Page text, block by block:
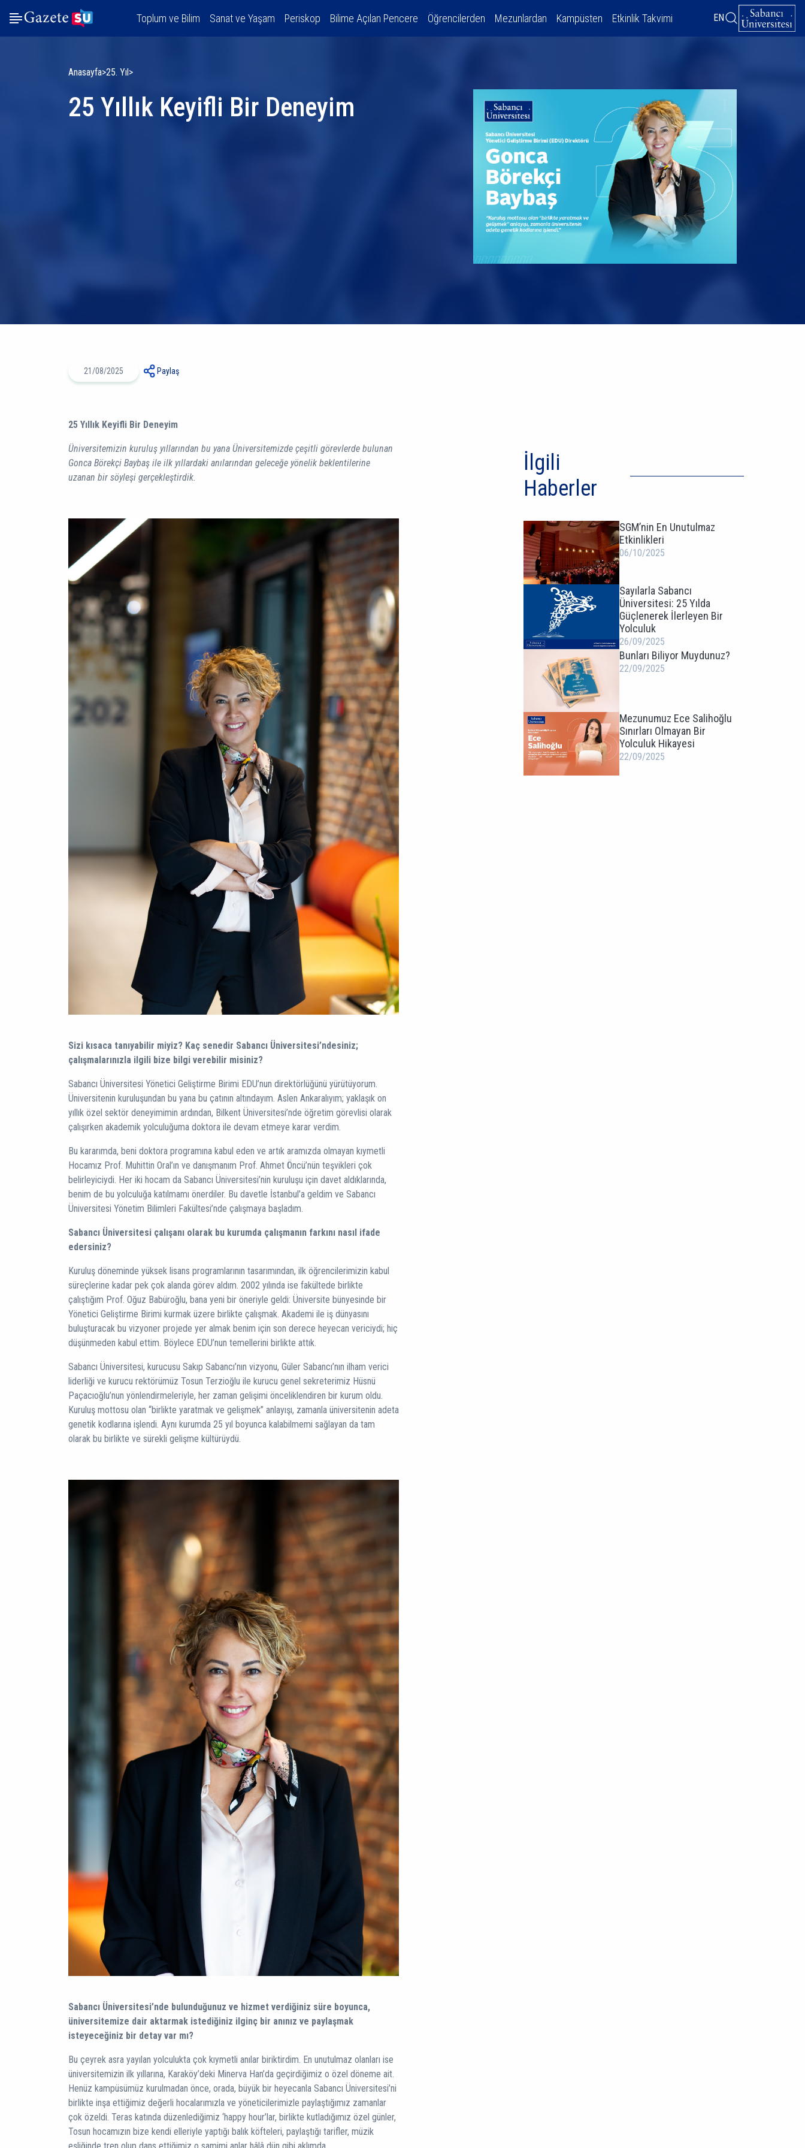
Toplum ve Bilim Sanat ve Yaşam Periskop Bilime Açılan Pencere Öğrencilerden Mezunlardan Kampüsten Etkinlik Takvimi EN
Anasayfa 25. Yıl
25 Yıllık Keyifli Bir Deneyim
21/08/2025 Paylaş
25 Yıllık Keyifli Bir Deneyim
Üniversitemizin kuruluş yıllarından bu yana Üniversitemizde çeşitli görevlerde bulunan
Gonca Börekçi Baybaş ile ilk yıllardaki anılarından geleceğe yönelik beklentilerine
uzanan bir söyleşi gerçekleştirdik.
Sizi kısaca tanıyabilir miyiz? Kaç senedir Sabancı Üniversitesi’ndesiniz;
çalışmalarınızla ilgili bize bilgi verebilir misiniz?
Sabancı Üniversitesi Yönetici Geliştirme Birimi EDU’nun direktörlüğünü yürütüyorum.
Üniversitenin kuruluşundan bu yana bu çatının altındayım. Aslen Ankaralıyım; yaklaşık on
yıllık özel sektör deneyimimin ardından, Bilkent Üniversitesi’nde öğretim görevlisi olarak
çalışırken akademik yolculuğuma doktora ile devam etmeye karar verdim.
Bu kararımda, beni doktora programına kabul eden ve artık aramızda olmayan kıymetli
Hocamız Prof. Muhittin Oral’ın ve danışmanım Prof. Ahmet Öncü’nün teşvikleri çok
belirleyiciydi. Her iki hocam da Sabancı Üniversitesi’nin kuruluşu için davet aldıklarında,
benim de bu yolculuğa katılmamı önerdiler. Bu davetle İstanbul’a geldim ve Sabancı
Üniversitesi Yönetim Bilimleri Fakültesi’nde çalışmaya başladım.
Sabancı Üniversitesi çalışanı olarak bu kurumda çalışmanın farkını nasıl ifade
edersiniz?
Kuruluş döneminde yüksek lisans programlarının tasarımından, ilk öğrencilerimizin kabul
süreçlerine kadar pek çok alanda görev aldım. 2002 yılında ise fakültede birlikte
çalıştığım Prof. Oğuz Babüroğlu, bana yeni bir öneriyle geldi: Üniversite bünyesinde bir
Yönetici Geliştirme Birimi kurmak üzere birlikte çalışmak. Akademi ile iş dünyasını
buluşturacak bu vizyoner projede yer almak benim için son derece heyecan vericiydi; hiç
düşünmeden kabul ettim. Böylece EDU’nun temellerini birlikte attık.
Sabancı Üniversitesi, kurucusu Sakıp Sabancı’nın vizyonu, Güler Sabancı’nın ilham verici
liderliği ve kurucu rektörümüz Tosun Terzioğlu ile kurucu genel sekreterimiz Hüsnü
Paçacıoğlu’nun yönlendirmeleriyle, her zaman gelişimi önceliklendiren bir kurum oldu.
Kuruluş mottosu olan “birlikte yaratmak ve gelişmek” anlayışı, zamanla üniversitenin adeta
genetik kodlarına işlendi. Aynı kurumda 25 yıl boyunca kalabilmemi sağlayan da tam
olarak bu birlikte ve sürekli gelişme kültürüydü.
Sabancı Üniversitesi’nde bulunduğunuz ve hizmet verdiğiniz süre boyunca,
üniversitemize dair aktarmak istediğiniz ilginç bir anınız ve paylaşmak
isteyeceğiniz bir detay var mı?
Bu çeyrek asra yayılan yolculukta çok kıymetli anılar biriktirdim. En unutulmaz olanları ise
üniversitemizin ilk yıllarına, Karaköy’deki Minerva Han’da geçirdiğimiz o özel döneme ait.
Henüz kampüsümüz kurulmadan önce, orada, büyük bir heyecanla Sabancı Üniversitesi’ni
birlikte inşa ettiğimiz değerli hocalarımızla ve yöneticilerimizle paylaştığımız zamanlar
çok özeldi. Teras katında düzenlediğimiz ‘happy hour’lar, birlikte kutladığımız özel günler,
Tosun hocamızın bize kendi elleriyle yaptığı balık köfteleri, paylaştığı tarifler, müzik
İlgili
Haberler
SGM’nin En Unutulmaz
Etkinlikleri
06/10/2025
Sayılarla Sabancı
Üniversitesi: 25 Yılda
Güçlenerek İlerleyen Bir
Yolculuk
26/09/2025
Bunları Biliyor Muydunuz?
22/09/2025
Mezunumuz Ece Salihoğlu
Sınırları Olmayan Bir
Yolculuk Hikayesi
22/09/2025